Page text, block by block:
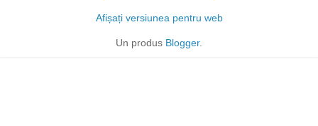
Afișați versiunea pentru web
Un produs Blogger.